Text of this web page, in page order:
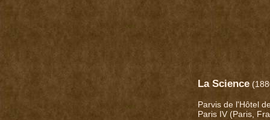
La Science
Parvis de l'Hôtel
Paris IV (Paris,